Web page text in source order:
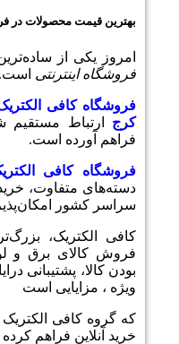
بهترین قیمت محصولات در
امروز یکی از
فروشگاه اینترنتی است.
فروشگاه کافی
کرج
ارتباط مستقیم
فراهم آورده است.
فروشگاه کافی
دسته‌های متفاوت،
سراسر کشور
کافی الکتریک،
فروش کالای برق و
بودن کالا، پشتیبانی
ویژه ، مزایایی است
که گروه کافی
خرید آنلاین فراهم